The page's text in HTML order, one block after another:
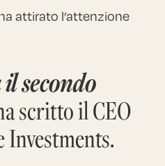
attirato l’attenzione
secondo
scritto il CEO
Investments.